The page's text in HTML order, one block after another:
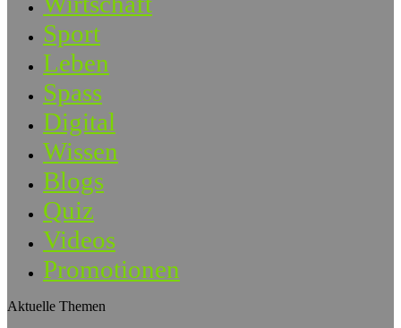
Sport
Leben
Spass
Digital
Wissen
Blogs
Quiz
Videos
Promotionen
Aktuelle Themen